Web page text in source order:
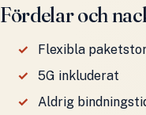
Fördelar och
Flexibla
5G inkluderat
Aldrig